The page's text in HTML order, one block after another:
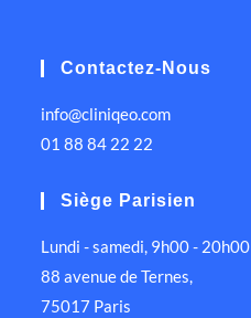
Contactez-Nous
info@cliniqeo.com
01 88 84 22 22
Siège Parisien
Lundi - samedi, 9h00 - 20h00
88 avenue de Ternes,
75017 Paris